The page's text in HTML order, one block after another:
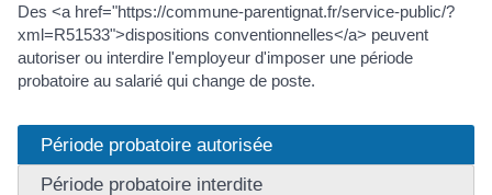
Des <a href="https://commune-parentignat.fr/service-public/?
xml=R51533">dispositions conventionnelles</a> peuvent
autoriser ou interdire l'employeur d'imposer une période
probatoire au salarié qui change de poste.
Période probatoire autorisée
Période probatoire interdite